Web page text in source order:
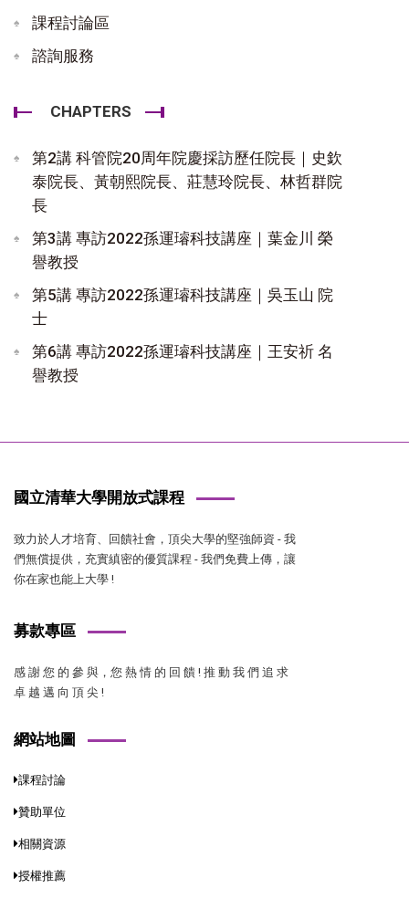
課程討論區
諮詢服務
CHAPTERS
第2講 科管院20周年院慶採訪歷任院長｜史欽
泰院長、黃朝熙院長、莊慧玲院長、林哲群院
長
第3講 專訪2022孫運璿科技講座｜葉金川 榮
譽教授
第5講 專訪2022孫運璿科技講座｜吳玉山 院
士
第6講 專訪2022孫運璿科技講座｜王安祈 名
譽教授
國立清華大學開放式課程
致力於人才培育、回饋社會，頂尖大學的堅強師資 - 我
們無償提供，充實縝密的優質課程 - 我們免費上傳，讓
你在家也能上大學 !
募款專區
感 謝 您 的 參 與，您 熱 情 的 回 饋 ! 推 動 我 們 追 求
卓 越 邁 向 頂 尖 !
網站地圖
課程討論
贊助單位
相關資源
授權推薦